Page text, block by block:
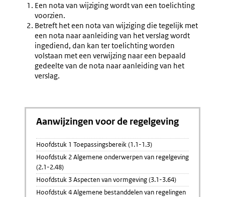
Een nota van wijziging wordt van een toelichting
voorzien.
Betreft het een nota van wijziging die tegelijk met
een nota naar aanleiding van het verslag wordt
ingediend, dan kan ter toelichting worden
volstaan met een verwijzing naar een bepaald
gedeelte van de nota naar aanleiding van het
verslag.
Aanwijzingen voor de regelgeving
Hoofdstuk 1 Toepassingsbereik (1.1-1.3)
Hoofdstuk 2 Algemene onderwerpen van regelgeving
(2.1-2.48)
Hoofdstuk 3 Aspecten van vormgeving (3.1-3.64)
Hoofdstuk 4 Algemene bestanddelen van regelingen